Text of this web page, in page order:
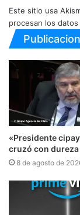
Este sitio usa
procesan los
«Presidente
cruzó con dureza
8 de agosto de